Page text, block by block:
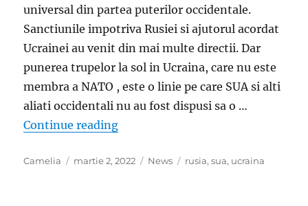
universal din partea puterilor occidentale.
Sanctiunile impotriva Rusiei si ajutorul acordat
Ucrainei au venit din mai multe directii. Dar
punerea trupelor la sol in Ucraina, care nu este
membra a NATO , este o linie pe care SUA si alti
aliati occidentali nu au fost dispusi sa o …
Continue reading„De ce SUA nu trimite trupe in
Author
Camelia
Posted
martie 2, 2022 Categories
News Tags
rusia,sua, ucraina